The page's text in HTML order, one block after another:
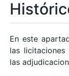
Mostrar/
Mostrar/Ocultar
En este
las
las